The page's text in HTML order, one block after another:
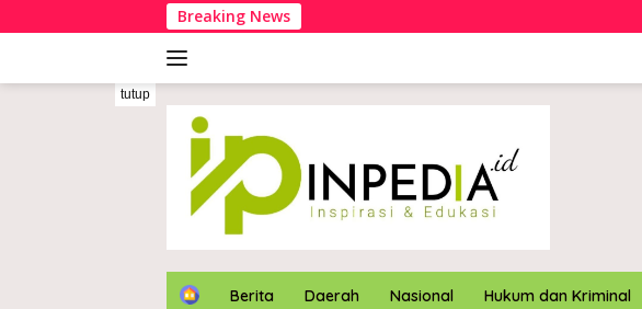
ke
Breaking News
tutup
H
Berita Daerah Nasional Hukum dan Kriminal